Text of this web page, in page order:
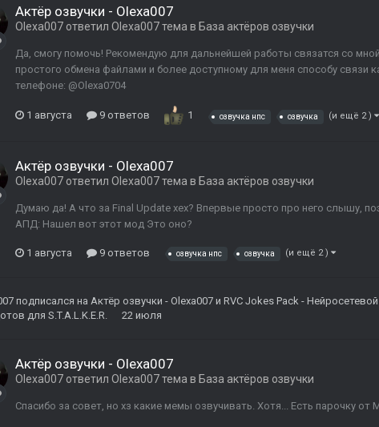
Актёр озвучки - Olexa007
Olexa007 ответил Olexa007тема в База актёров озвучки
Да, смогу помочь! Рекомендую для дальнейшей работы связатся со
простого обмена файлами и более доступному для меня способу связи
телефоне: @Olexa0704
1 августа 9 ответов 1 озвучка нпс озвучка (и ещё 2 )
Актёр озвучки - Olexa007
Olexa007 ответил Olexa007тема в База актёров озвучки
Думаю да! А что за Final Update хех? Впервые просто про него слышу,
АПД: Нашел вот этот мод Это оно?
1 августа 9 ответов озвучка нпс озвучка (и ещё 2 )
подписался на Актёр озвучки - Olexa007 и RVC Jokes Pack -
для S.T.A.L.K.E.R.
22 июля
Актёр озвучки - Olexa007
Olexa007 ответил Olexa007тема в База актёров озвучки
Спасибо за совет, но хз какие мемы озвучивать. Хотя... Есть парочку от